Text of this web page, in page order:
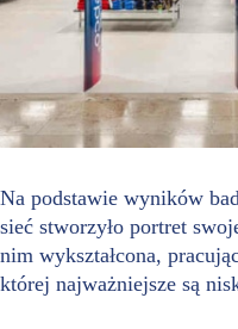
Na podstawie wyników
sieć stworzyło portret
nim wykształcona,
której najważniejsze są